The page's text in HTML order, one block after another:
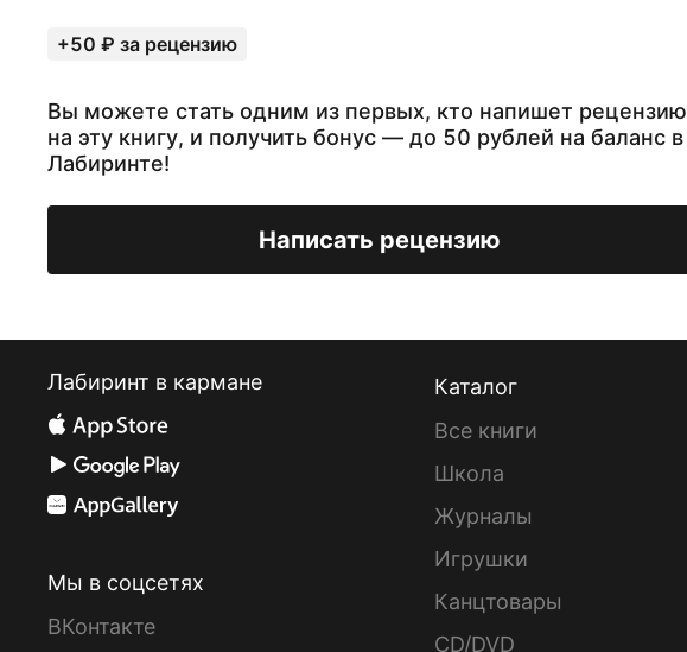
+50 ₽ за рецензию
Вы можете стать одним из первых, кто напишет рецензию
на эту книгу, и получить бонус — до 50 рублей на баланс в
Лабиринте!
Написать рецензию
Лабиринт в кармане
Мы в соцсетях
ВКонтакте
Каталог
Все книги
Школа
Журналы
Игрушки
Канцтовары
CD/DVD